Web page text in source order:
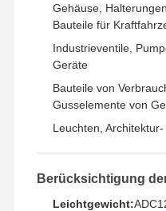
CNC -Bearbeitungsteile
Blechteile
Herstellung von
Gehäuse aus Druckguss
Schnelles Prototyping
Gehäuse,
Bauteile für
Industrieventile,
Geräte
Bauteile von
Gusselemente von
Leuchten,
Berücksichtigung
Leichtgewicht: